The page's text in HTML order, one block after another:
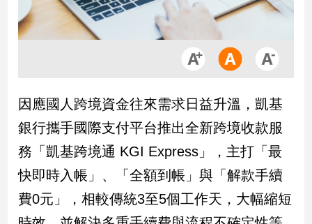
觀
點
政
治
焦
點
品
觀
民
調
因應國人跨境資金往來需求日益升溫，凱基
銀行攜手國際支付平台推出全新跨境收款服
務「凱基跨境通 KGI Express」，主打「最
快即時入帳」、「全額到帳」與「解款手續
費0元」，相較傳統3至5個工作天，大幅縮短